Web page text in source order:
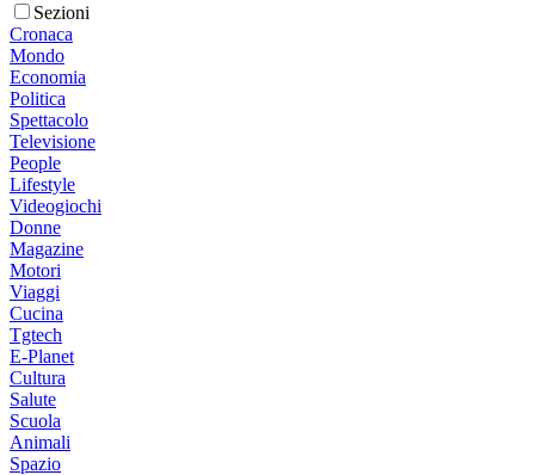
Sezioni
Cronaca
Mondo
Economia
Politica
Spettacolo
Televisione
People
Lifestyle
Videogiochi
Donne
Magazine
Motori
Viaggi
Cucina
Tgtech
E-Planet
Cultura
Salute
Scuola
Animali
Spazio